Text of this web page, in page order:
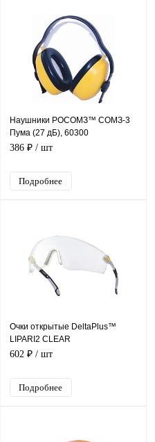
Наушники РОСОМЗ™ СОМЗ-3
Пума (27 дБ), 60300
386 ₽ / шт
Подробнее
Очки открытые DeltaPlus™
LIPARI2 CLEAR
602 ₽ / шт
Подробнее